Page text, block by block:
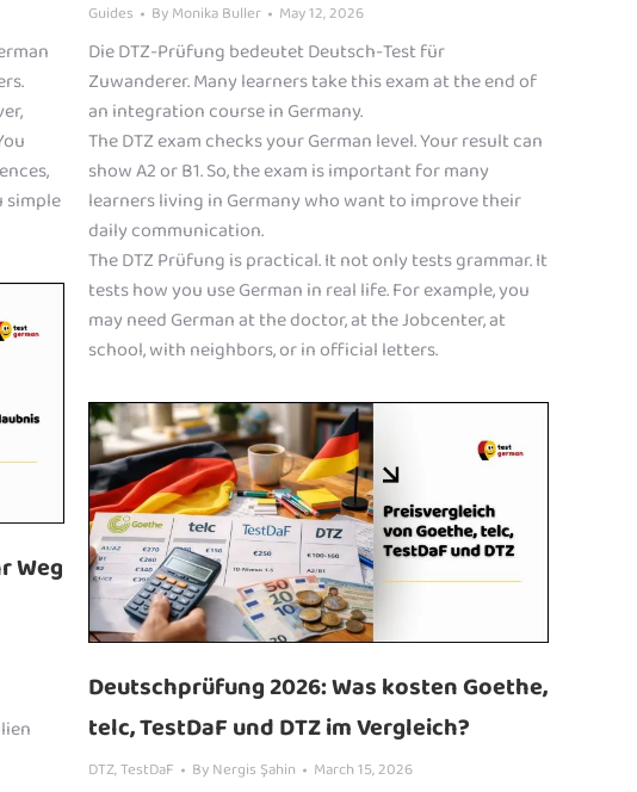
simple
Guides ByMonika Buller May 12, 2026
Die DTZ-Prüfung bedeutet Deutsch-Test für
Zuwanderer. Many learners take this exam at the end of
an integration course in Germany.
The DTZ exam checks your German level. Your result can
show A2 or B1. So, the exam is important for many
learners living in Germany who want to improve their
daily communication.
The DTZ Prüfung is practical. It not only tests grammar. It
tests how you use German in real life. For example, you
may need German at the doctor, at the Jobcenter, at
school, with neighbors, or in official letters.
Weg
Deutschprüfung 2026: Was kosten Goethe,
telc, TestDaF und DTZ im Vergleich?
DTZ,TestDaF ByNergis Şahin March 15, 2026